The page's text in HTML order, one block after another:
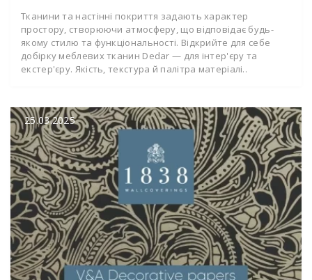
Тканини та настінні покриття задають характер
простору, створюючи атмосферу, що відповідає будь-
якому стилю та функціональності. Відкрийте для себе
добірку меблевих тканин Dedar — для інтер'єру та
екстер'єру. Якість, текстура й палітра матеріалі..
25.03.2025